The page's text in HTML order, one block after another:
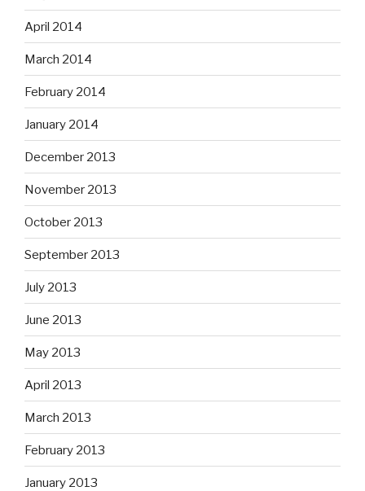
April 2014
March 2014
February 2014
January 2014
December 2013
November 2013
October 2013
September 2013
July 2013
June 2013
May 2013
April 2013
March 2013
February 2013
January 2013